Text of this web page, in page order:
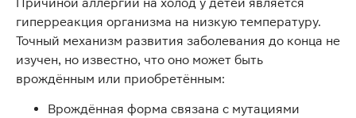
гиперреакция организма на низкую температуру.
Точный механизм развития заболевания до конца не
изучен, но известно, что оно может быть
врождённым или приобретённым:
Врождённая форма связана с мутациями